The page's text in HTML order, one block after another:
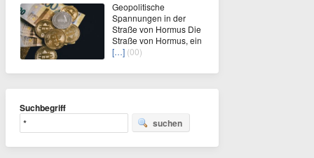
Geopolitische
Spannungen in der
Straße von Hormus Die
Straße von Hormus, ein
[…] (00)
Suchbegriff
suchen